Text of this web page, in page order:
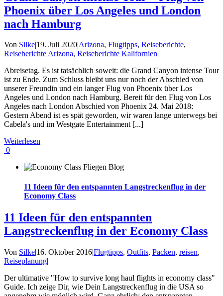
Phoenix über Los Angeles und London
nach Hamburg
Von Silke|19. Juli 2020|Arizona, Flugtipps, Reiseberichte,
Reiseberichte Arizona, Reiseberichte Kalifornien|
Abreisetag. Es ist tatsächlich soweit: die Grand Canyon intense Tour
ist zu Ende. Zum Schluss bleibt uns nur noch der Abschied von
unserer Freundin und ein langer Flug von Phoenix über Los
Angeles und London nach Hamburg. Bereit für den Flug von Los
Angeles nach London Abschied von Phoenix 24. Mai 2018:
Gestern Abend ist es spät geworden, wir waren lange unterwegs bei
Cabela's und im Westgate Entertainment [...]
Weiterlesen
0
11 Ideen für den entspannten Langstreckenflug in der
Economy Class
11 Ideen für den entspannten
Langstreckenflug in der Economy Class
Von Silke|16. Oktober 2016|Flugtipps, Outfits, Packen, reisen,
Reiseplanung|
Der ultimative "How to survive long haul flights in economy class"
Guide. Ich zeige Dir, wie Dein Langstreckenflug in die USA so